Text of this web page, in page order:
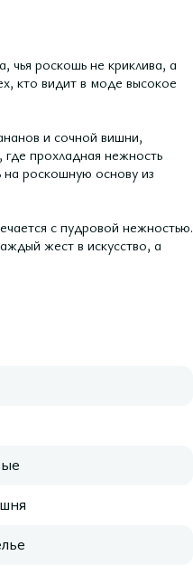
роскошь не криклива, а
кто видит в моде высокое
и сочной вишни,
прохладная нежность
на роскошную основу из
с пудровой нежностью.
жест в искусство, а